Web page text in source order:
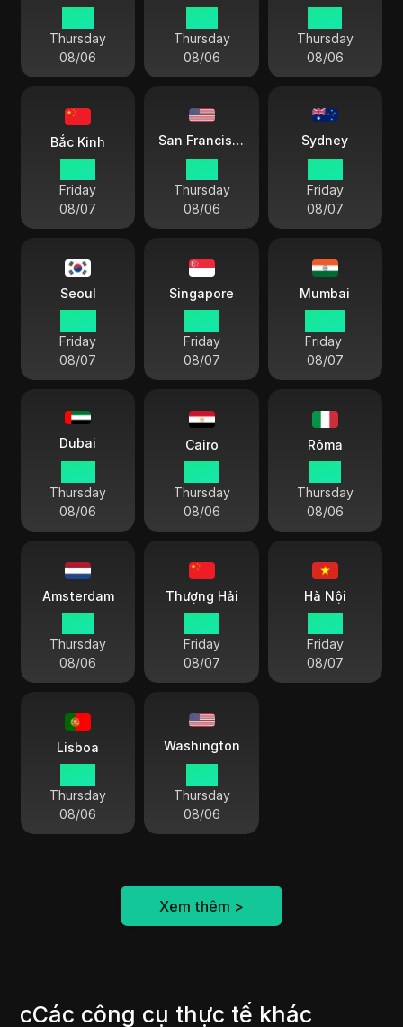
Thursday
08/06
Thursday
08/06
Thursday
08/06
Bắc Kinh
Friday
08/07
San Francisco
Thursday
08/06
Sydney
Friday
08/07
Seoul
Friday
08/07
Singapore
Friday
08/07
Mumbai
Friday
08/07
Dubai
Thursday
08/06
Cairo
Thursday
08/06
Rôma
Thursday
08/06
Amsterdam
Thursday
08/06
Thượng Hải
Friday
08/07
Hà Nội
Friday
08/07
Lisboa
Thursday
08/06
Washington
Thursday
08/06
Xem thêm >
cCác công cụ thực tế khác